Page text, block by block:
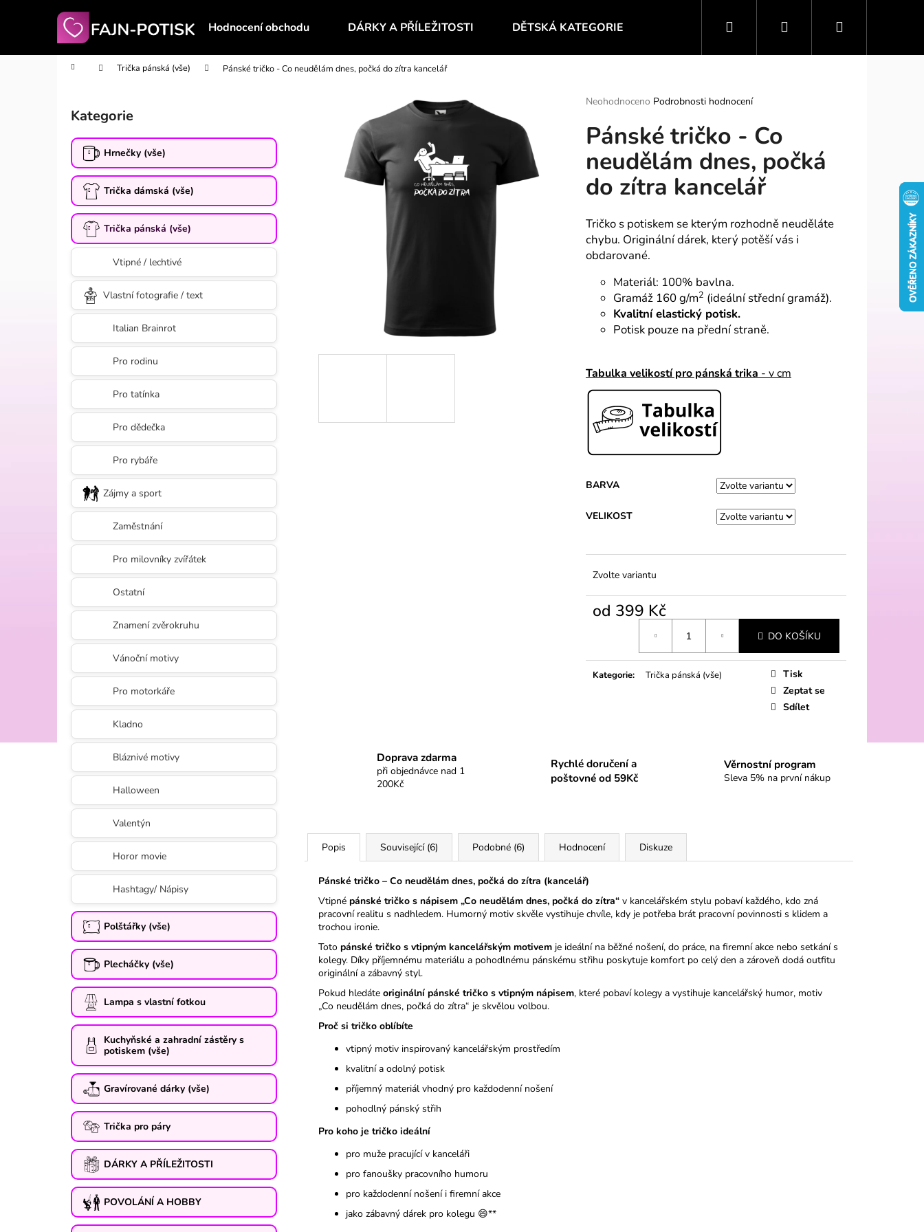
Hodnocení obchodu DÁRKY A PŘÍLEŽITOSTI DĚTSKÁ KATEGORIE VTIPNÉ MOTIVY SPORT A ZÁBAVA
Hledat PřihlášeníNákupní
Domů Trička pánská (vše) Pánské tričko - Co neudělám dnes, počká do zítra kancelář
Přeskočit
kategorie
Kategorie
Hrnečky (vše)
Trička dámská (vše)
Trička pánská (vše)
Vtipné / lechtivé
Vlastní fotografie / text
Italian Brainrot
Pro rodinu
Pro tatínka
Pro dědečka
Pro rybáře
Zájmy a sport
Zaměstnání
Pro milovníky zvířátek
Ostatní
Znamení zvěrokruhu
Vánoční motivy
Pro motorkáře
Kladno
Bláznivé motivy
Halloween
Valentýn
Horor movie
Hashtagy/ Nápisy
Polštářky (vše)
Plecháčky (vše)
Lampa s vlastní fotkou
Kuchyňské a zahradní zástěry s
potiskem (vše)
Gravírované dárky (vše)
Trička pro páry
DÁRKY A PŘÍLEŽITOSTI
POVOLÁNÍ A HOBBY
Průměrné
produktu
je
z
hvězdiček.
Neohodnoceno Podrobnosti hodnocení
Pánské tričko - Co
neudělám dnes, počká
do zítra kancelář
Tričko s potiskem se kterým rozhodně neuděláte
chybu. Originální dárek, který potěší vás i
obdarované.
Materiál: 100% bavlna.
Gramáž 160 g/m2 (ideální střední gramáž).
Kvalitní elastický potisk.
Potisk pouze na přední straně.
Tabulka velikostí pro pánská trika - v cm
BARVA
VELIKOST
Zvolte variantu
od 399 Kč
DO KOŠÍKU
Kategorie: Trička pánská (vše)
Tisk
Zeptat se
Sdílet
Doprava zdarma
při objednávce nad 1
200Kč
Rychlé doručení a
poštovné od 59Kč
Věrnostní program
Sleva 5% na první nákup
Popis Související (6) Podobné (6) Hodnocení Diskuze
Pánské tričko – Co neudělám dnes, počká do zítra (kancelář)
Vtipné pánské tričko s nápisem „Co neudělám dnes, počká do zítra“ v kancelářském stylu pobaví každého, kdo zná
pracovní realitu s nadhledem. Humorný motiv skvěle vystihuje chvíle, kdy je potřeba brát pracovní povinnosti s klidem a
trochou ironie.
Toto pánské tričko s vtipným kancelářským motivem je ideální na běžné nošení, do práce, na firemní akce nebo setkání s
kolegy. Díky příjemnému materiálu a pohodlnému pánskému střihu poskytuje komfort po celý den a zároveň dodá outfitu
originální a zábavný styl.
Pokud hledáte originální pánské tričko s vtipným nápisem, které pobaví kolegy a vystihuje kancelářský humor, motiv
„Co neudělám dnes, počká do zítra“ je skvělou volbou.
Proč si tričko oblíbíte
vtipný motiv inspirovaný kancelářským prostředím
kvalitní a odolný potisk
příjemný materiál vhodný pro každodenní nošení
pohodlný pánský střih
Pro koho je tričko ideální
pro muže pracující v kanceláři
pro fanoušky pracovního humoru
pro každodenní nošení i firemní akce
jako zábavný dárek pro kolegu 😄**
í
Zpět
do
Zpět
do
Co potřebujete najít?
Doporučujeme